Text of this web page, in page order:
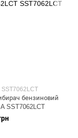
SST7062LCT
бензиновий
SST7062LCT